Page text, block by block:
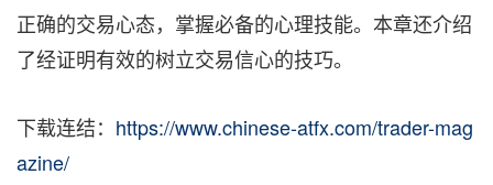
正确的交易心态，掌握必备的心理技能。本章还介绍
了经证明有效的树立交易信心的技巧。
下载连结： https://www.chinese-atfx.com/trader-mag
azine/